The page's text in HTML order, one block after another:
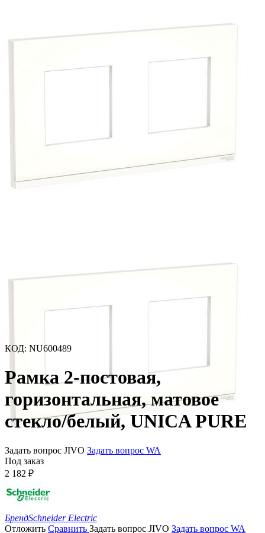
КОД: NU600489
Рамка 2-постовая,
горизонтальная, матовое
стекло/белый, UNICA PURE
Задать вопрос JIVO Задать вопрос WA
Под заказ
2 182 ₽
БрендSchneider Electric
Отложить Сравнить Задать вопрос JIVO Задать вопрос WA